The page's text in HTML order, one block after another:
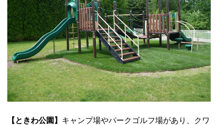
【ときわ公園】 キャンプ場やパークゴルフ場があり、クワ